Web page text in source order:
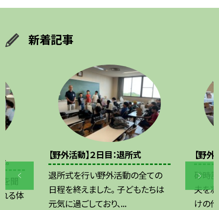
新着記事
。
を聞
る体
【野外活動】２日目：退所式
退所式を行い野外活動の全ての
日程を終えました。 子どもたちは
元気に過ごしており、...
【野
砂時
夫を
けの